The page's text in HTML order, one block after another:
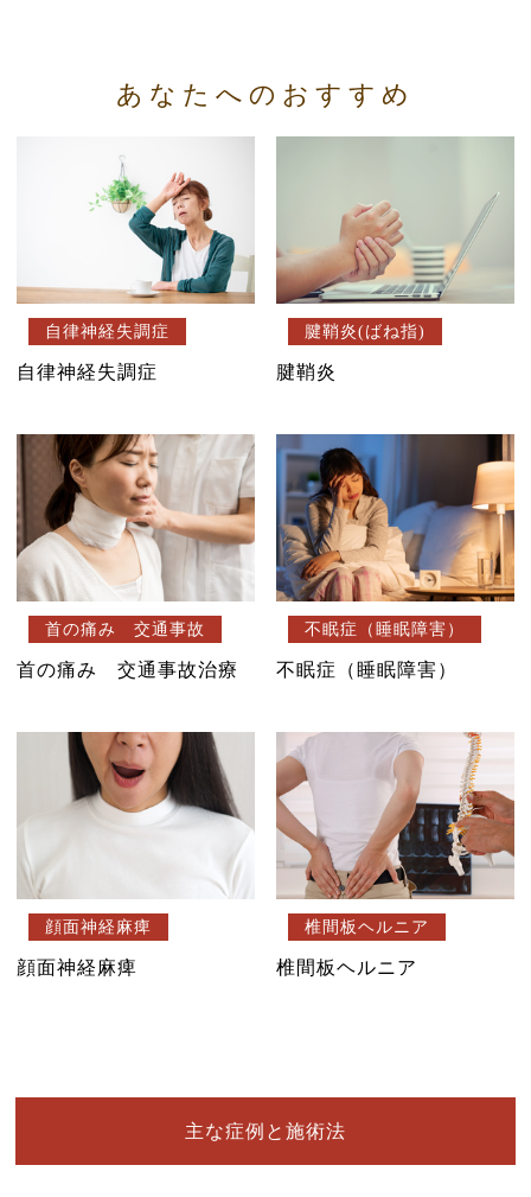
主な症例と施術法
あなたへのおすすめ
自律神経失調症
自律神経失調症
腱鞘炎(ばね指)
腱鞘炎
首の痛み 交通事故
首の痛み 交通事故治療
不眠症（睡眠障害）
不眠症（睡眠障害）
顔面神経麻痺
顔面神経麻痺
椎間板ヘルニア
椎間板ヘルニア